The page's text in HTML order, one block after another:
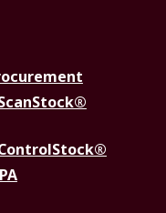
ControlStock®